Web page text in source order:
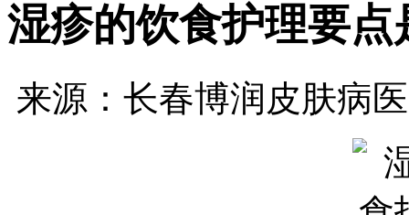
湿疹的饮食护理要点
来源：长春博润皮肤病